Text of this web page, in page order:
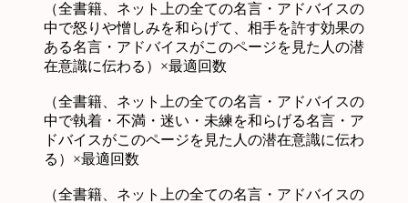
（全書籍、ネット上の全ての名言・アドバイスの
中で怒りや憎しみを和らげて、相手を許す効果の
ある名言・アドバイスがこのページを見た人の潜
在意識に伝わる）×最適回数
（全書籍、ネット上の全ての名言・アドバイスの
中で執着・不満・迷い・未練を和らげる名言・ア
ドバイスがこのページを見た人の潜在意識に伝わ
る）×最適回数
（全書籍、ネット上の全ての名言・アドバイスの